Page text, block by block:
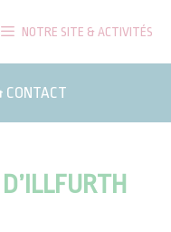
NOTRE SITE & ACTIVITÉS
CONTACT